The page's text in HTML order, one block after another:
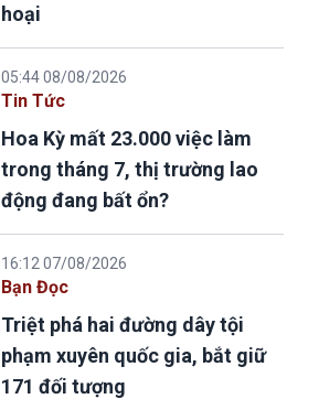
hoại
05:44 08/08/2026
Tin Tức
Hoa Kỳ mất 23.000 việc làm
trong tháng 7, thị trường lao
động đang bất ổn?
16:12 07/08/2026
Bạn Đọc
Triệt phá hai đường dây tội
phạm xuyên quốc gia, bắt giữ
171 đối tượng